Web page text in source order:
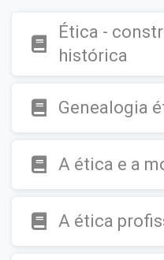
Ética -
histórica
Genealogia
A ética e a
A ética